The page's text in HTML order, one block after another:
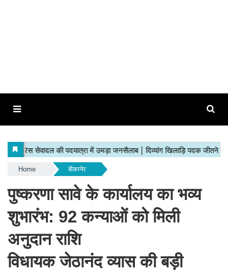
Home बीकानेर
​पुष्करणा सावे के कार्यालय का भव्य
शुभारंभ: 92 कन्याओं को मिली
अनुदान राशि
​विधायक जेठानंद व्यास की बड़ी